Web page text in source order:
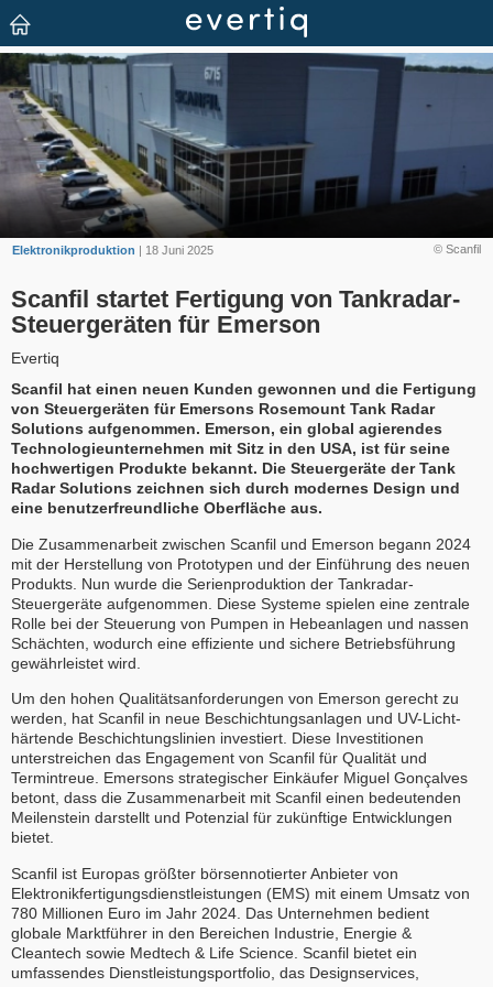
© Scanfil
Elektronikproduktion | 18 Juni 2025
Scanfil startet Fertigung von Tankradar-
Steuergeräten für Emerson
Evertiq
Scanfil hat einen neuen Kunden gewonnen und die Fertigung
von Steuergeräten für Emersons Rosemount Tank Radar
Solutions aufgenommen. Emerson, ein global agierendes
Technologieunternehmen mit Sitz in den USA, ist für seine
hochwertigen Produkte bekannt. Die Steuergeräte der Tank
Radar Solutions zeichnen sich durch modernes Design und
eine benutzerfreundliche Oberfläche aus.
Die Zusammenarbeit zwischen Scanfil und Emerson begann 2024
mit der Herstellung von Prototypen und der Einführung des neuen
Produkts. Nun wurde die Serienproduktion der Tankradar-
Steuergeräte aufgenommen. Diese Systeme spielen eine zentrale
Rolle bei der Steuerung von Pumpen in Hebeanlagen und nassen
Schächten, wodurch eine effiziente und sichere Betriebsführung
gewährleistet wird.
Um den hohen Qualitätsanforderungen von Emerson gerecht zu
werden, hat Scanfil in neue Beschichtungsanlagen und UV-Licht-
härtende Beschichtungslinien investiert. Diese Investitionen
unterstreichen das Engagement von Scanfil für Qualität und
Termintreue. Emersons strategischer Einkäufer Miguel Gonçalves
betont, dass die Zusammenarbeit mit Scanfil einen bedeutenden
Meilenstein darstellt und Potenzial für zukünftige Entwicklungen
bietet.
Scanfil ist Europas größter börsennotierter Anbieter von
Elektronikfertigungsdienstleistungen (EMS) mit einem Umsatz von
780 Millionen Euro im Jahr 2024. Das Unternehmen bedient
globale Marktführer in den Bereichen Industrie, Energie &
Cleantech sowie Medtech & Life Science. Scanfil bietet ein
umfassendes Dienstleistungsportfolio, das Designservices,